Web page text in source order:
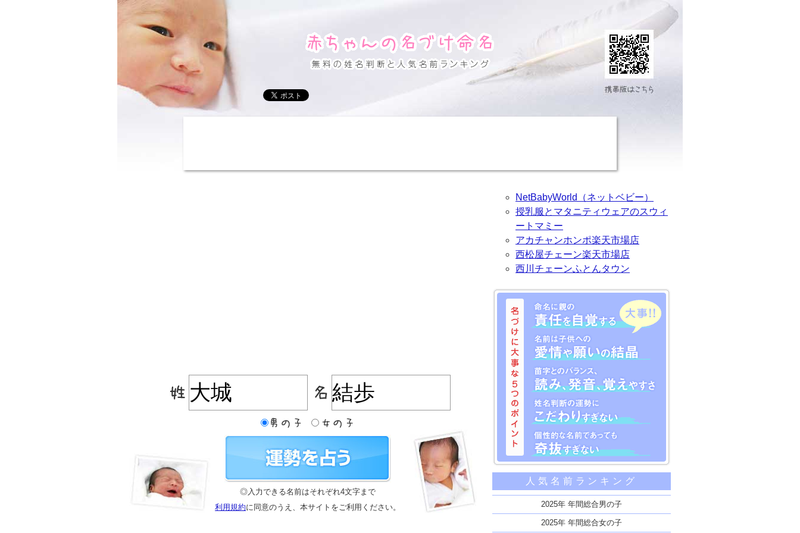
◎入力できる名前はそれぞれ4文字まで
利用規約に同意のうえ、本サイトをご利用ください。
NetBabyWorld（ネットベビー）
授乳服とマタニティウェアのスウィ
ートマミー
アカチャンホンポ楽天市場店
西松屋チェーン楽天市場店
西川チェーンふとんタウン
名づけに大事な5つのポイント
命名に親の責任を自覚する
名前は子供への愛情や願いの結晶
苗字とのバランス、読み、発音、覚えやすさ
姓名判断の運勢にこだわりすぎない
人気名前ランキング
2025年 年間総合男の子
2025年 年間総合女の子